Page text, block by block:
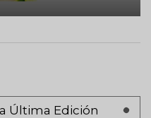
Última Edición